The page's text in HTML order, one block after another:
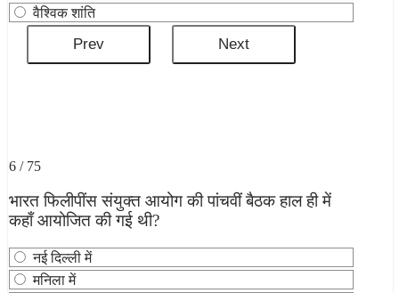
वैश्विक शांति
6 / 75
भारत फिलीपींस संयुक्त आयोग की पांचवीं बैठक हाल ही में
कहाँ आयोजित की गई थी?
नई दिल्‍ली में
मनिला में